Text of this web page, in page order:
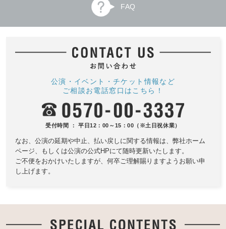
FAQ
公演・イベント・チケット情報など
ご相談お電話窓口はこちら！
受付時間 ： 平日12：00～15：00（※土日祝休業）
なお、公演の延期や中止、払い戻しに関する情報は、 弊社ホーム
ページ、もしくは公演の公式HPにて随時更新いたします。
ご不便をおかけいたしますが、何卒ご理解賜りますようお願い申
し上げます。